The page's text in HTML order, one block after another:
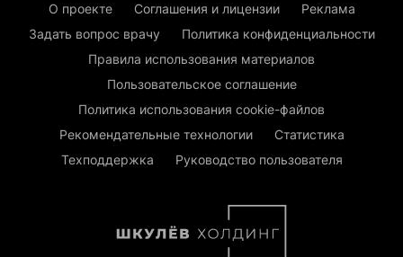
О проекте Соглашения и лицензии
Реклама
Задать вопрос врачу
Политика конфиденциальности
Правила использования материалов
Пользовательское соглашение
Политика использования cookie-файлов
Рекомендательные технологии
Статистика
Техподдержка
Руководство пользователя